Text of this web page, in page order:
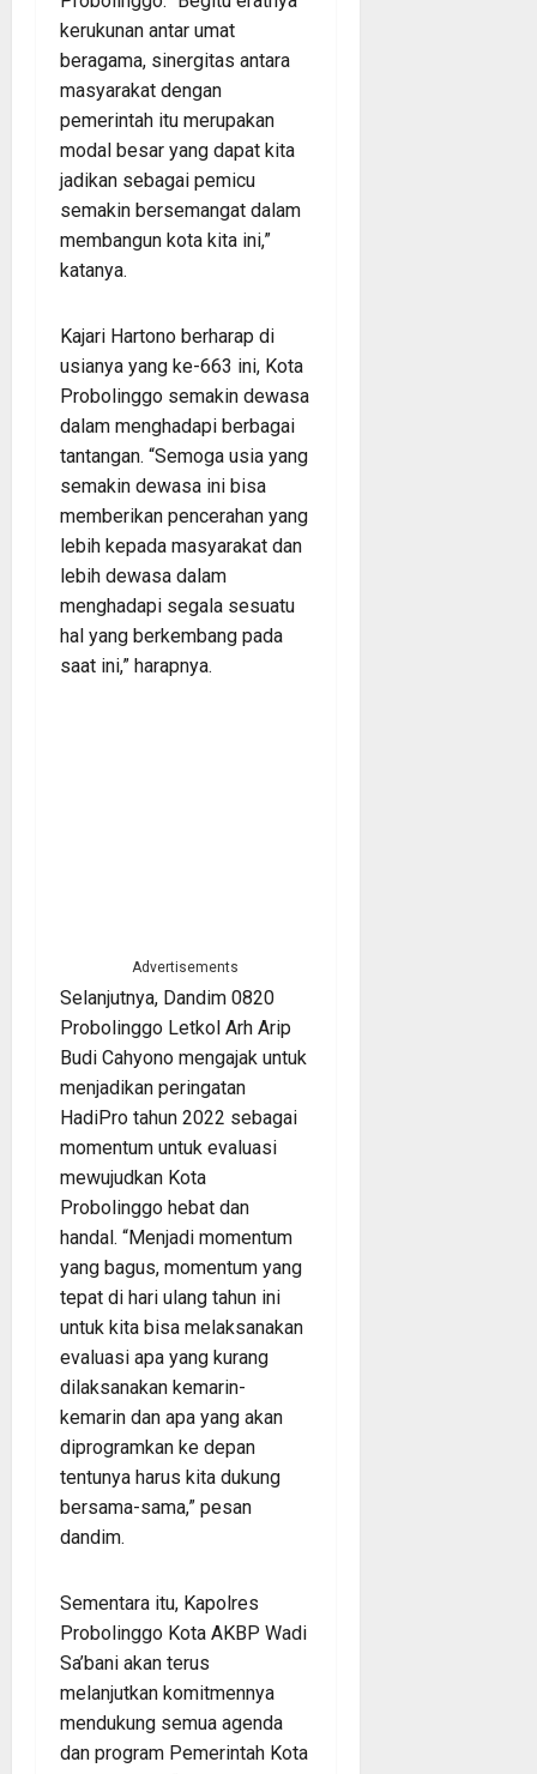
kerukunan antar umat
beragama, sinergitas antara
masyarakat dengan
pemerintah itu merupakan
modal besar yang dapat kita
jadikan sebagai pemicu
semakin bersemangat dalam
membangun kota kita ini,”
katanya.
Kajari Hartono berharap di
usianya yang ke-663 ini, Kota
Probolinggo semakin dewasa
dalam menghadapi berbagai
tantangan. “Semoga usia yang
semakin dewasa ini bisa
memberikan pencerahan yang
lebih kepada masyarakat dan
lebih dewasa dalam
menghadapi segala sesuatu
hal yang berkembang pada
saat ini,” harapnya.
Advertisements
Selanjutnya, Dandim 0820
Probolinggo Letkol Arh Arip
Budi Cahyono mengajak untuk
menjadikan peringatan
HadiPro tahun 2022 sebagai
momentum untuk evaluasi
mewujudkan Kota
Probolinggo hebat dan
handal. “Menjadi momentum
yang bagus, momentum yang
tepat di hari ulang tahun ini
untuk kita bisa melaksanakan
evaluasi apa yang kurang
dilaksanakan kemarin-
kemarin dan apa yang akan
diprogramkan ke depan
tentunya harus kita dukung
bersama-sama,” pesan
dandim.
Sementara itu, Kapolres
Probolinggo Kota AKBP Wadi
Sa’bani akan terus
melanjutkan komitmennya
mendukung semua agenda
dan program Pemerintah Kota